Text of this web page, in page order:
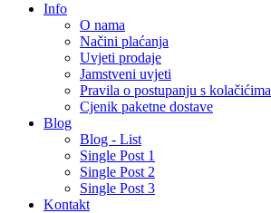
Info
O nama
Načini plaćanja
Uvjeti prodaje
Jamstveni uvjeti
Pravila o postupanju s kolačićima
Cjenik paketne dostave
Blog
Blog - List
Single Post 1
Single Post 2
Single Post 3
Kontakt